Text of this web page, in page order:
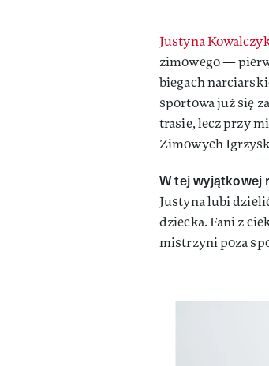
Justyna
zimowego —
biegach
sportowa już się
trasie, lecz przy
Zimowych
W tej wyjątkowej
Justyna lubi
dziecka. Fani z
mistrzyni poza